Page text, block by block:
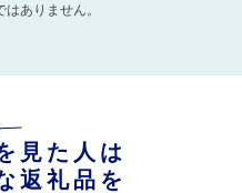
ありません。
見た人は
返礼品を